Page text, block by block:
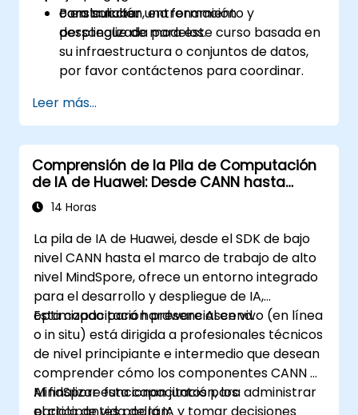
o en la nube.
construcción, entrenamiento y
despliegue de modelos.
Para solicitar una formación
personalizada para este curso basada en
su infraestructura o conjuntos de datos,
por favor contáctenos para coordinar.
Leer más...
Comprensión de la Pila de Computación
de IA de Huawei: Desde CANN hasta
MindSpore
14 Horas
La pila de IA de Huawei, desde el SDK de bajo
nivel CANN hasta el marco de trabajo de alto
nivel MindSpore, ofrece un entorno integrado
para el desarrollo y despliegue de IA,
optimizado para hardware Ascend.
Esta capacitación presencial en vivo (en línea
o in situ) está dirigida a profesionales técnicos
de nivel principiante e intermedio que desean
comprender cómo los componentes CANN y
MindSpore funcionan juntos para administrar
el ciclo de vida de la IA y tomar decisiones
Al finalizar esta capacitación, los
participantes podrán: